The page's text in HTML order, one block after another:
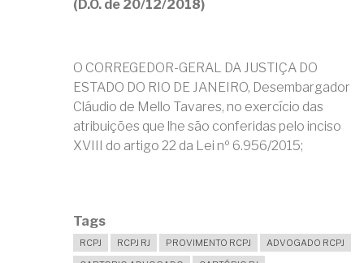
(D.O. de 20/12/2018)
O CORREGEDOR-GERAL DA JUSTIÇA DO
ESTADO DO RIO DE JANEIRO, Desembargador
Cláudio de Mello Tavares, no exercício das
atribuições que lhe são conferidas pelo inciso
XVIII do artigo 22 da Lei nº 6.956/2015;
Tags
RCPJ RCPJ RJ PROVIMENTO RCPJ
ADVOGADO RCPJ